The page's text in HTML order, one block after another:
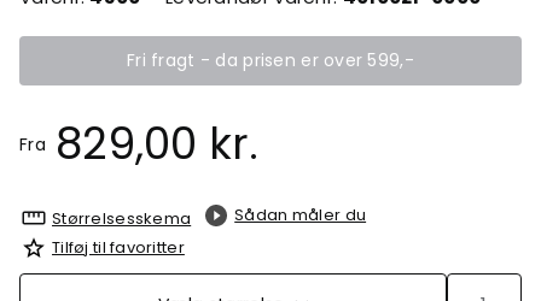
Fri fragt - da prisen er over 599,-
Fra 829,00 kr.
Størrelsesskema
Sådan måler du
Tilføj til favoritter